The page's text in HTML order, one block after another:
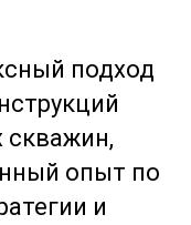
подход
скважин,
опыт по
и